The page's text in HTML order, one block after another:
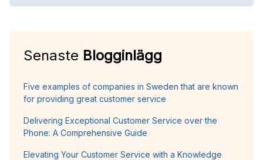
Senaste Blogginlägg
Five examples of companies in Sweden that are known
for providing great customer service
Delivering Exceptional Customer Service over the
Phone: A Comprehensive Guide
Elevating Your Customer Service with a Knowledge